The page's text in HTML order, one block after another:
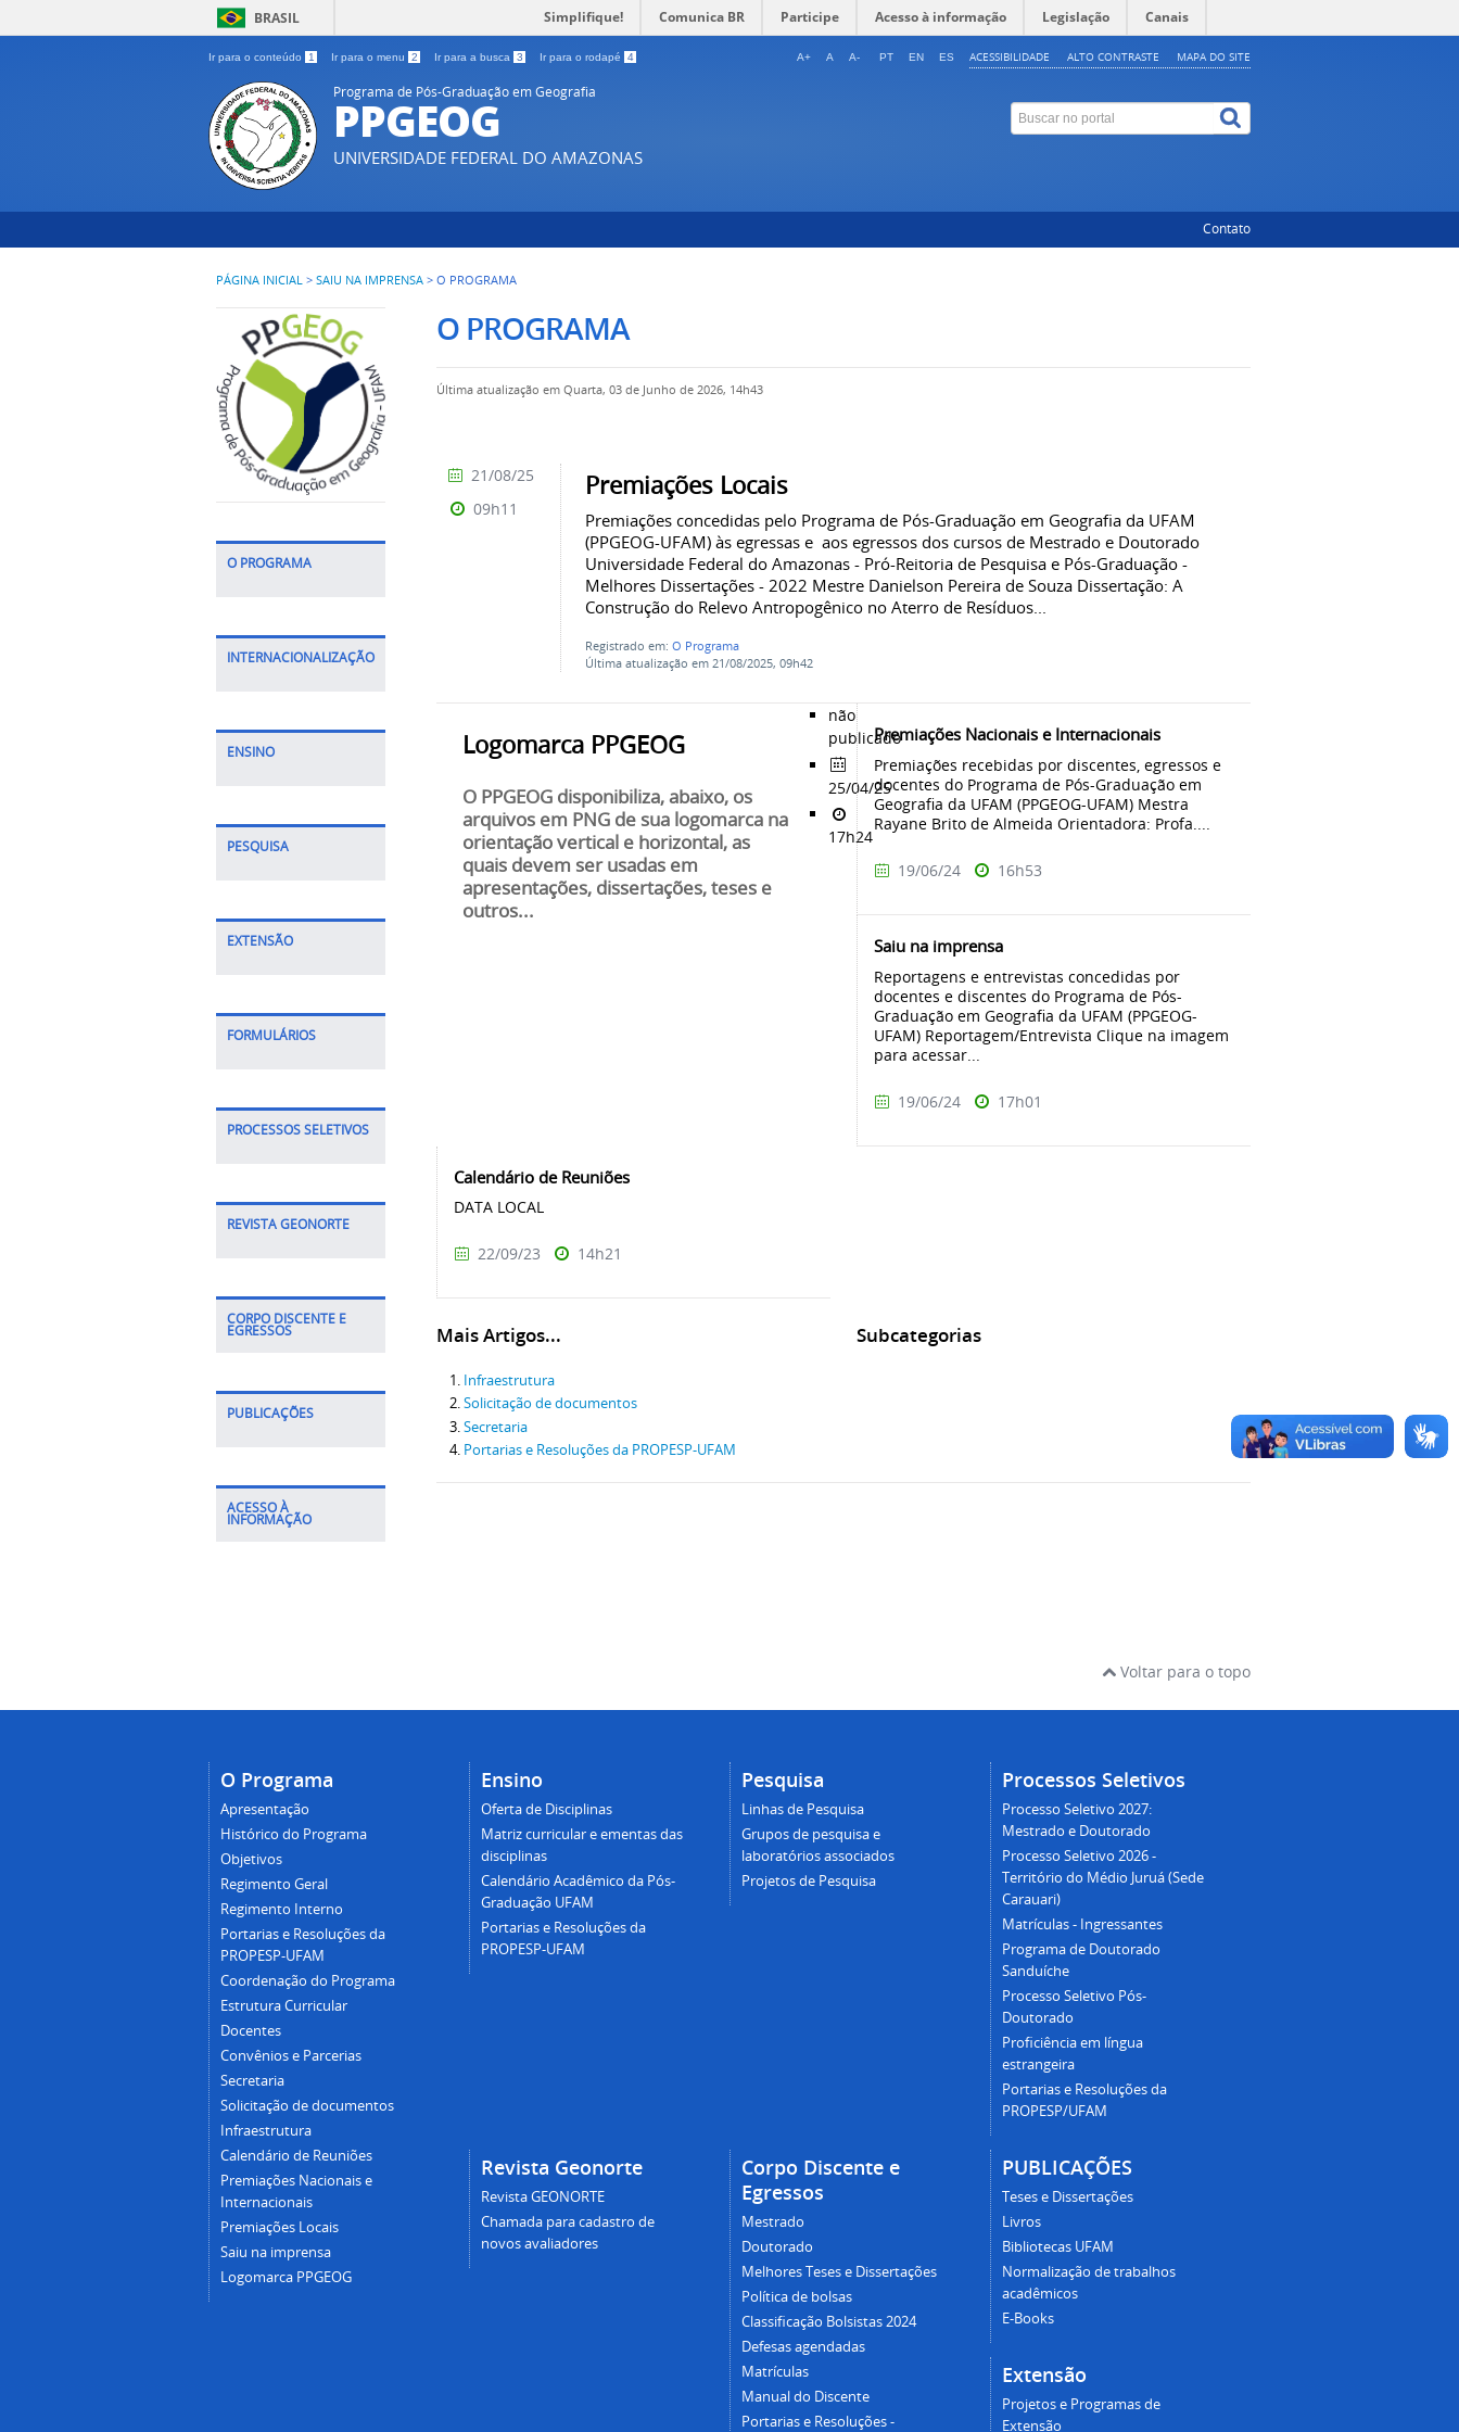
BRASIL Simplifique! Comunica BR Participe Acesso à informação Legislação Canais
Ir para o conteúdo 1 Ir para o menu 2 Ir para a busca 3 Ir para o rodapé 4 ACESSIBILIDADE ALTO CONTRASTE MAPA DO SITE
A+ A A- PT EN ES
Programa de Pós-Graduação em Geografia
PPGEOG
UNIVERSIDADE FEDERAL DO AMAZONAS
Contato
PÁGINA INICIAL > SAIU NA IMPRENSA > O PROGRAMA
O PROGRAMA
INTERNACIONALIZAÇÃO
ENSINO
PESQUISA
EXTENSÃO
FORMULÁRIOS
PROCESSOS SELETIVOS
REVISTA GEONORTE
CORPO DISCENTE E
EGRESSOS
PUBLICAÇÕES
ACESSO À
INFORMAÇÃO
O PROGRAMA
Última atualização em Quarta, 03 de Junho de 2026, 14h43
Premiações Locais
Premiações concedidas pelo Programa de Pós-Graduação em Geografia da UFAM
(PPGEOG-UFAM) às egressas e aos egressos dos cursos de Mestrado e Doutorado
Universidade Federal do Amazonas - Pró-Reitoria de Pesquisa e Pós-Graduação -
Melhores Dissertações - 2022 Mestre Danielson Pereira de Souza Dissertação: A
Construção do Relevo Antropogênico no Aterro de Resíduos...
Registrado em:O Programa
Última atualização em 21/08/2025, 09h42
21/08/25
09h11
Logomarca PPGEOG
O PPGEOG disponibiliza, abaixo, os
arquivos em PNG de sua logomarca na
orientação vertical e horizontal, as
quais devem ser usadas em
apresentações, dissertações, teses e
outros...
não
publicado
25/04/25
17h24
Premiações Nacionais e Internacionais
Premiações recebidas por discentes, egressos e
docentes do Programa de Pós-Graduação em
Geografia da UFAM (PPGEOG-UFAM) Mestra
Rayane Brito de Almeida Orientadora: Profa....
19/06/24 16h53
Saiu na imprensa
Reportagens e entrevistas concedidas por
docentes e discentes do Programa de Pós-
Graduação em Geografia da UFAM (PPGEOG-
UFAM) Reportagem/Entrevista Clique na imagem
para acessar...
19/06/24 17h01
Calendário de Reuniões
DATA LOCAL
22/09/23 14h21
Mais Artigos...
Infraestrutura
Solicitação de documentos
Secretaria
Portarias e Resoluções da PROPESP-UFAM
Subcategorias
Voltar para o topo
O Programa
Apresentação
Histórico do Programa
Objetivos
Regimento Geral
Regimento Interno
Portarias e Resoluções da
PROPESP-UFAM
Coordenação do Programa
Estrutura Curricular
Docentes
Convênios e Parcerias
Secretaria
Solicitação de documentos
Infraestrutura
Calendário de Reuniões
Premiações Nacionais e
Internacionais
Premiações Locais
Saiu na imprensa
Logomarca PPGEOG
Ensino
Oferta de Disciplinas
Matriz curricular e ementas das
disciplinas
Calendário Acadêmico da Pós-
Graduação UFAM
Portarias e Resoluções da
PROPESP-UFAM
Pesquisa
Linhas de Pesquisa
Grupos de pesquisa e
laboratórios associados
Projetos de Pesquisa
Processos Seletivos
Processo Seletivo 2027:
Mestrado e Doutorado
Processo Seletivo 2026 -
Território do Médio Juruá (Sede
Carauari)
Matrículas - Ingressantes
Programa de Doutorado
Sanduíche
Processo Seletivo Pós-
Doutorado
Proficiência em língua
estrangeira
Portarias e Resoluções da
PROPESP/UFAM
Revista Geonorte
Revista GEONORTE
Chamada para cadastro de
novos avaliadores
Corpo Discente e
Egressos
Mestrado
Doutorado
Melhores Teses e Dissertações
Política de bolsas
Classificação Bolsistas 2024
Defesas agendadas
Matrículas
Manual do Discente
Portarias e Resoluções -
PUBLICAÇÕES
Teses e Dissertações
Livros
Bibliotecas UFAM
Normalização de trabalhos
acadêmicos
E-Books
Extensão
Projetos e Programas de
Extensão